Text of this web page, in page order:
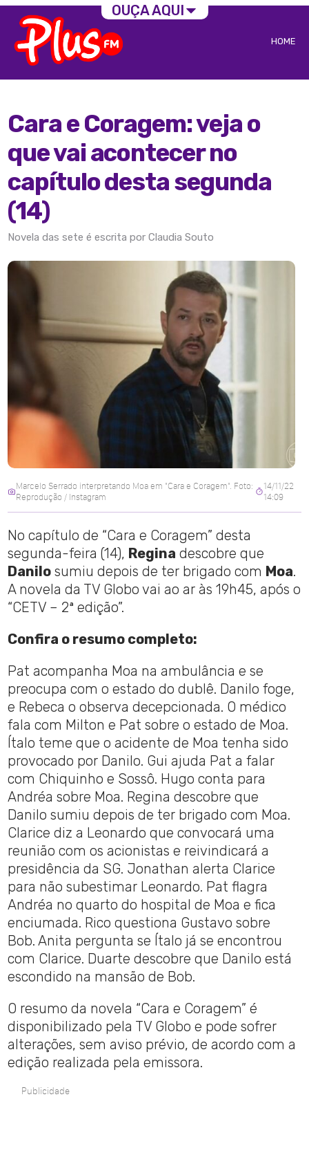
HOME
Cara e Coragem: veja o
que vai acontecer no
capítulo desta segunda
(14)
Novela das sete é escrita por Claudia Souto
Marcelo Serrado interpretando Moa em "Cara e Coragem". Foto:
Reprodução / Instagram
14/11/22
14:09
No capítulo de “Cara e Coragem” desta
segunda-feira (14), Regina descobre que
Danilo sumiu depois de ter brigado com Moa.
A novela da TV Globo vai ao ar às 19h45, após o
“CETV – 2ª edição”.
Confira o resumo completo:
Pat acompanha Moa na ambulância e se
preocupa com o estado do dublê. Danilo foge,
e Rebeca o observa decepcionada. O médico
fala com Milton e Pat sobre o estado de Moa.
Ítalo teme que o acidente de Moa tenha sido
provocado por Danilo. Gui ajuda Pat a falar
com Chiquinho e Sossô. Hugo conta para
Andréa sobre Moa. Regina descobre que
Danilo sumiu depois de ter brigado com Moa.
Clarice diz a Leonardo que convocará uma
reunião com os acionistas e reivindicará a
presidência da SG. Jonathan alerta Clarice
para não subestimar Leonardo. Pat flagra
Andréa no quarto do hospital de Moa e fica
enciumada. Rico questiona Gustavo sobre
Bob. Anita pergunta se Ítalo já se encontrou
com Clarice. Duarte descobre que Danilo está
escondido na mansão de Bob.
O resumo da novela “Cara e Coragem” é
disponibilizado pela TV Globo e pode sofrer
alterações, sem aviso prévio, de acordo com a
edição realizada pela emissora.
Publicidade
OUÇA AQUI